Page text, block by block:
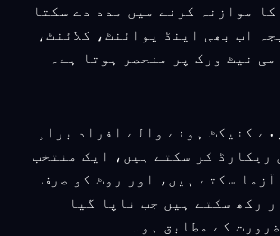
موازنہ کرنے میں مدد دے سکتا
اب بھی اینڈ پوائنٹ، کلائنٹ،
نیٹ ورک پر منحصر ہوتا ہے۔
کنیکٹ ہونے والے افراد براہِ
ریکارڈ کر سکتے ہیں، ایک منتخب
آزما سکتے ہیں، اور روٹ کو صرف
رکھ سکتے ہیں جب ناپا گیا
کے مطابق ہو۔